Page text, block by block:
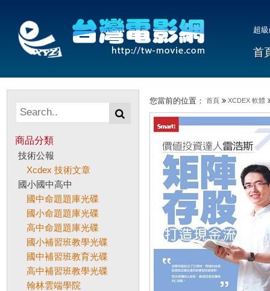
超
首
商品分類
技術公報
Xcdex 技術文章
國小國中高中
國中命題題庫光碟
國小命題題庫光碟
高中命題題庫光碟
國小補習班教學光碟
國中補習班教育光碟
高中補習班教學光碟
翰林雲端學院
您當前的位置： 首頁 XCDEX 軟體